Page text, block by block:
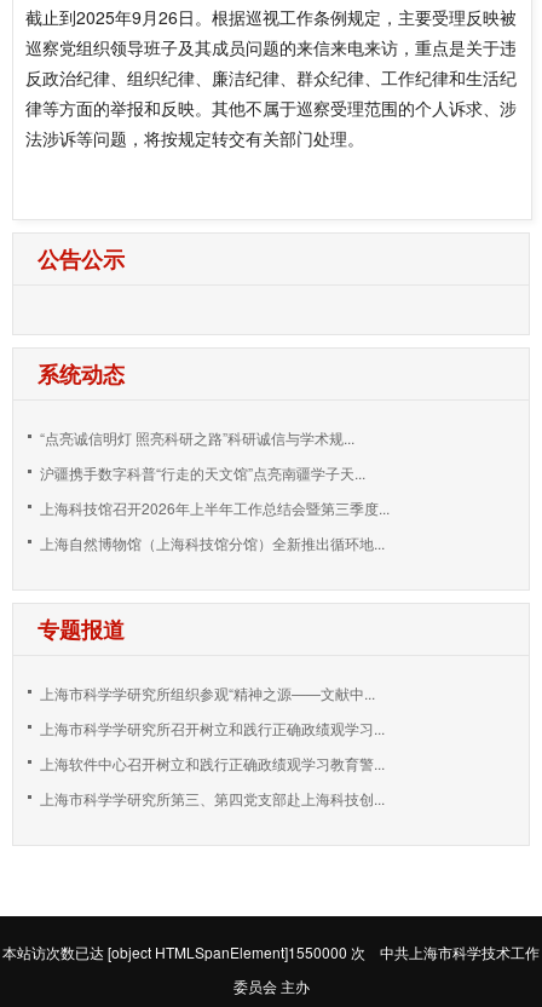
截止到2025年9月26日。根据巡视工作条例规定，主要受理反映被
巡察党组织领导班子及其成员问题的来信来电来访，重点是关于违
反政治纪律、组织纪律、廉洁纪律、群众纪律、工作纪律和生活纪
律等方面的举报和反映。其他不属于巡察受理范围的个人诉求、涉
法涉诉等问题，将按规定转交有关部门处理。
公告公示
系统动态
“点亮诚信明灯 照亮科研之路”科研诚信与学术规...
沪疆携手数字科普“行走的天文馆”点亮南疆学子天...
上海科技馆召开2026年上半年工作总结会暨第三季度...
上海自然博物馆（上海科技馆分馆）全新推出循环地...
专题报道
上海市科学学研究所组织参观“精神之源——文献中...
上海市科学学研究所召开树立和践行正确政绩观学习...
上海软件中心召开树立和践行正确政绩观学习教育警...
上海市科学学研究所第三、第四党支部赴上海科技创...
本站访次数已达[object HTMLSpanElement]1550000 次 中共上海市科学技术工作
委员会 主办